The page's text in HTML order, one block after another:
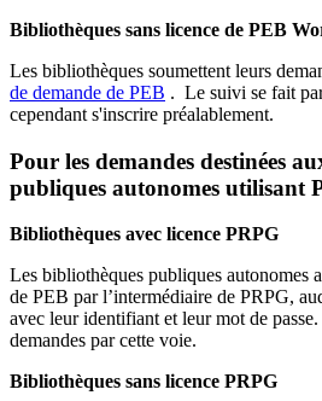
Bibliothèques sans licence de PEB
Les bibliothèques soumettent leurs
de demande de PEB . Le suivi se fait
cependant s'inscrire préalablement.
Pour les demandes destinées
publiques autonomes utilisant
Bibliothèques avec licence PRPG
Les bibliothèques publiques autonomes
de PEB par l’intermédiaire de PRPG,
avec leur identifiant et leur mot de
demandes par cette voie.
Bibliothèques sans licence PRPG